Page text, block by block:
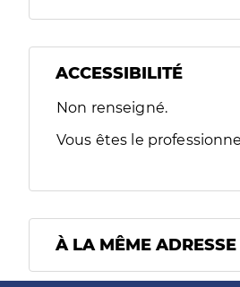
ACCESSIBILITÉ
Filtres
Sélectionnez un ou plusieurs
Non renseigné.
Vous êtes le
À LA MÊME ADRESSE